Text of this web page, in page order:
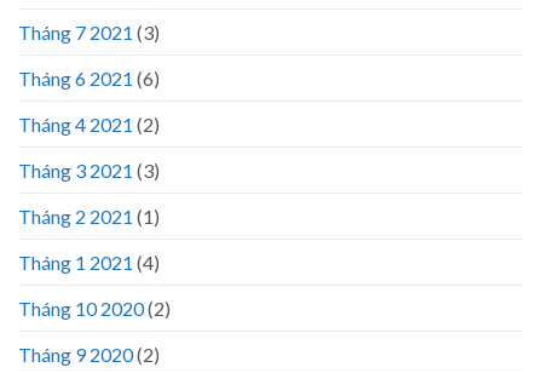
Tháng 7 2021 (3)
Tháng 6 2021 (6)
Tháng 4 2021 (2)
Tháng 3 2021 (3)
Tháng 2 2021 (1)
Tháng 1 2021 (4)
Tháng 10 2020(2)
Tháng 9 2020(2)